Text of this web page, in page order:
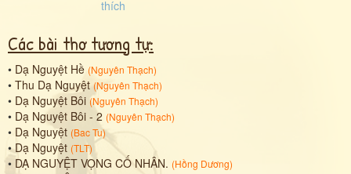
Các bài thơ tương tự:
• Dạ Nguyệt Hề (Nguyên Thạch)
• Thu Dạ Nguyệt (Nguyên Thạch)
• Dạ Nguyệt Bôi (Nguyên Thạch)
• Dạ Nguyệt Bôi - 2 (Nguyên Thạch)
• Dạ Nguyệt (Bac Tu)
•Dạ Nguyệt (TLT)
• DẠ NGUYỆT VỌNG CỐ NHÂN. (Hồng Dương)